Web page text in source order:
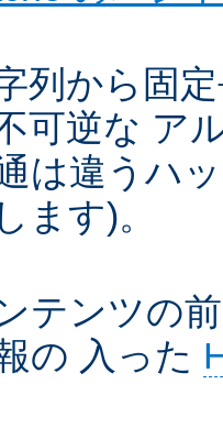
列から固
可逆な ア
は違うハ
ます)。
テンツの
の 入った